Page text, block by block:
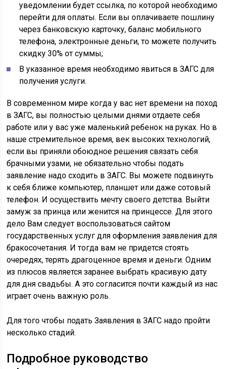
уведомлении будет ссылка, по которой необходимо
перейти для оплаты. Если вы оплачиваете пошлину
через банковскую карточку, баланс мобильного
телефона, электронные деньги, то можете получить
скидку 30% от суммы;
В указанное время необходимо явиться в ЗАГС для
получения услуги.
В современном мире когда у вас нет времени на поход
в ЗАГС, вы полностью целыми днями отдаете себя
работе или у вас уже маленький ребенок на руках. Но в
наше стремительное время, век высоких технологий,
если вы приняли обоюдное решения связать себя
брачными узами, не обязательно чтобы подать
заявление надо сходить в ЗАГС. Вы можете подвинуть
к себя ближе компьютер, планшет или даже сотовый
телефон. И осуществить мечту своего детства. Выйти
замуж за принца или женится на принцессе. Для этого
дело Вам следует воспользоваться сайтом
государственных услуг для оформления заявления для
бракосочетания. И тогда вам не придется стоять
очередях, терять драгоценное время и деньги. Одним
из плюсов является заранее выбрать красивую дату
для дня свадьбы. А это согласится почти каждый из нас
играет очень важную роль.
Для того чтобы подать Заявления в ЗАГС надо пройти
несколько стадий.
Подробное руководство